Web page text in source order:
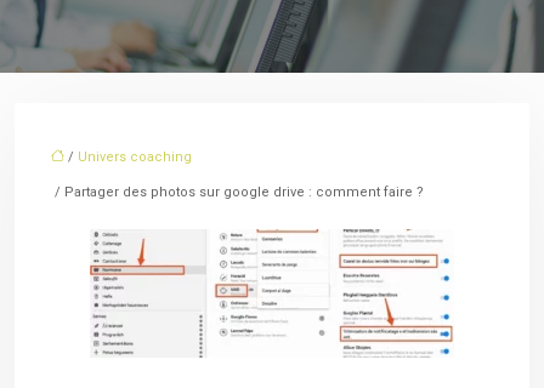
/ Univers coaching
/ Partager des photos sur google drive : comment faire ?